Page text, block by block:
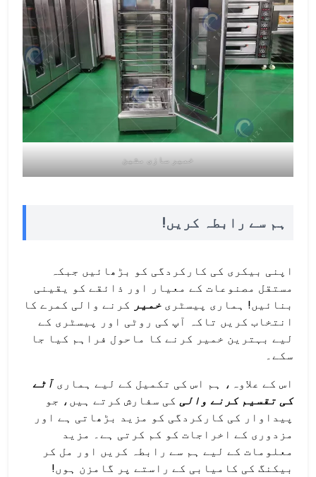
خمیر سازی مشین
ہم سے رابطہ کریں!
اپنی بیکری کی کارکردگی کو بڑھائیں جبکہ
مستقل مصنوعات کے معیار اور ذائقے کو یقینی
بنائیں! ہماری پیسٹری خمیر کرنے والی کمرے کا
انتخاب کریں تاکہ آپ کی روٹی اور پیسٹری کے
لیے بہترین خمیر کرنے کا ماحول فراہم کیا جا
سکے۔
اس کے علاوہ، ہم اس کی تکمیل کے لیے ہماریآٹے
کی تقسیم کرنے والی کی سفارش کرتے ہیں، جو
پیداوار کی کارکردگی کو مزید بڑھاتی ہے اور
مزدوری کے اخراجات کو کم کرتی ہے۔ مزید
معلومات کے لیے ہم سے رابطہ کریں اور مل کر
بیکنگ کی کامیابی کے راستے پر گامزن ہوں!